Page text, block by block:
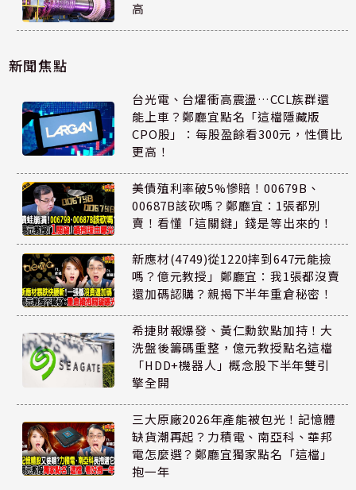
高
新聞焦點
台光電、台燿衝高震盪…CCL族群還
能上車？鄭廳宜點名「這檔隱藏版
CPO股」：每股盈餘看300元，性價比
更高！
美債殖利率破5%慘賠！00679B、
00687B該砍嗎？鄭廳宜：1張都別
賣！看懂「這關鍵」錢是等出來的！
新應材(4749)從1220摔到647元能撿
嗎？億元教授」鄭廳宜：我1張都沒賣
還加碼認購？親揭下半年重倉秘密！
希捷財報爆發、黃仁勳欽點加持！大
洗盤後籌碼重整，億元教授點名這檔
「HDD+機器人」概念股下半年雙引
擎全開
三大原廠2026年產能被包光！記憶體
缺貨潮再起？力積電、南亞科、華邦
電怎麼選？鄭廳宜獨家點名「這檔」
抱一年